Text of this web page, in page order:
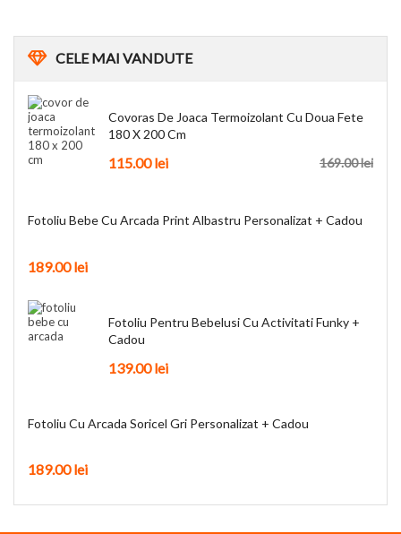
CELEMAI VANDUTE
Covoras De Joaca Termoizolant Cu Doua Fete
180 X 200 Cm
169.00lei
115.00lei
Fotoliu Bebe Cu Arcada Print Albastru Personalizat + Cadou
189.00lei
Fotoliu Pentru Bebelusi Cu Activitati Funky +
Cadou
139.00lei
Fotoliu Cu Arcada Soricel Gri Personalizat + Cadou
189.00lei